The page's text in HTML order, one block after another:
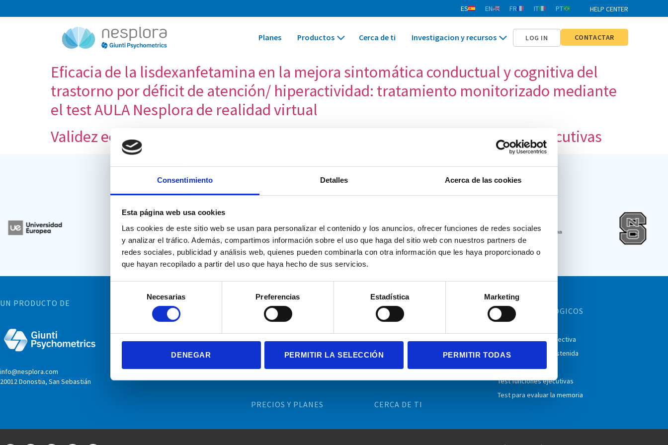
Consentimiento Detalles Acerca de las cookies
Esta página web usa cookies
Las cookies de este sitio web se usan para personalizar el contenido y los anuncios, ofrecer funciones de redes sociales
y analizar el tráfico. Además, compartimos información sobre el uso que haga del sitio web con nuestros partners de
redes sociales, publicidad y análisis web, quienes pueden combinarla con otra información que les haya proporcionado o
que hayan recopilado a partir del uso que haya hecho de sus servicios.
consentimiento
Necesarias Preferencias Estadística Marketing
DENEGAR PERMITIR LA SELECCIÓN PERMITIR TODAS
HELP CENTER
ES EN FR IT PT
Planes Productos Cerca de ti Investigacion y recursos LOG IN CONTACTAR
Eficacia de la lisdexanfetamina en la mejora sintomática conductual y cognitiva del
trastorno por déficit de atención/ hiperactividad: tratamiento monitorizado mediante
el test AULA Nesplora de realidad virtual
Validez ecológica y entornos multitarea en la evaluación de las funciones ejecutivas
Hemos colaborado con:
UN PRODUCTO DE
info@nesplora.com
20012 Donostia, San Sebastián
INFORMACIÓN GENERAL
Blog
Recursos
Mapa web
PRECIOS Y PLANES
PRODUCTOS
Attention Kids Aula
Executive Functions Ice Cream
Memory Suite
CERCA DE TI
TEST
NEUROPSICOLÓGICOS
Test de atención selectiva
Test de atención sostenida
Test TDAH
Test funciones ejecutivas
Test para evaluar la memoria